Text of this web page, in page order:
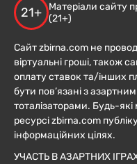
21+
Матеріали сайту
(21+)
Сайт zbirna.com не
віртуальні гроші, також
оплату ставок та/інших
бути пов’язані з
тоталізаторами. Будь-
ресурсі zbirna.com
інформаційних цілях.
УЧАСТЬ В АЗАРТНИХ